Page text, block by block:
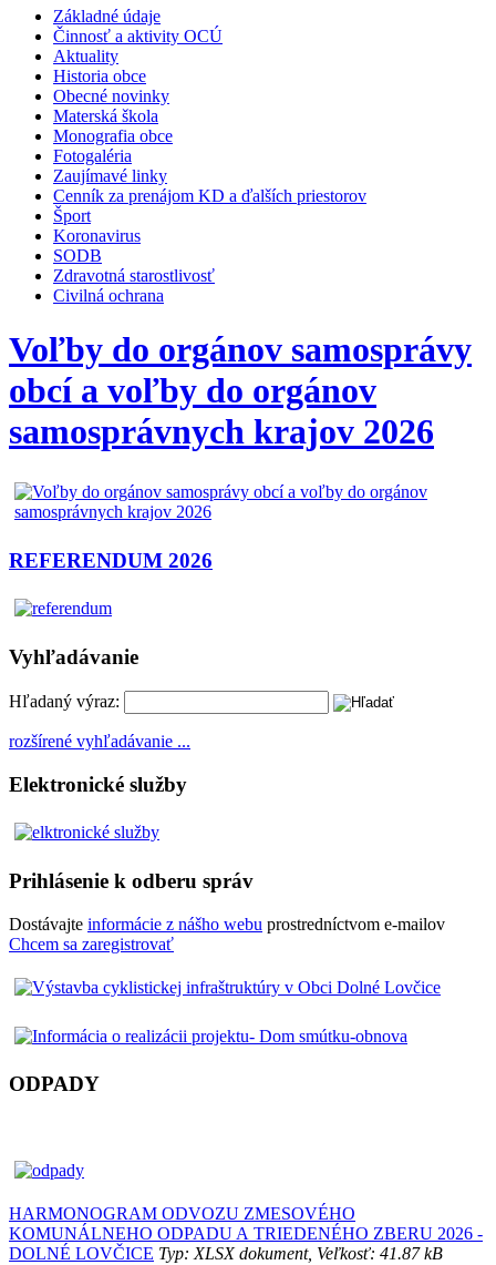
Základné údaje
Činnosť a aktivity OCÚ
Aktuality
Historia obce
Obecné novinky
Materská škola
Monografia obce
Fotogaléria
Zaujímavé linky
Cenník za prenájom KD a ďalších priestorov
Šport
Koronavirus
SODB
Zdravotná starostlivosť
Civilná ochrana
Voľby do orgánov samosprávy
obcí a voľby do orgánov
samosprávnych krajov 2026
REFERENDUM 2026
Vyhľadávanie
Hľadaný výraz:
rozšírené vyhľadávanie ...
Elektronické služby
Prihlásenie k odberu správ
Dostávajte informácie z nášho webu prostredníctvom e-mailov
Chcem sa zaregistrovať
ODPADY
HARMONOGRAM ODVOZU ZMESOVÉHO
KOMUNÁLNEHO ODPADU A TRIEDENÉHO ZBERU 2026 -
DOLNÉ LOVČICE Typ: XLSX dokument, Veľkosť: 41.87 kB